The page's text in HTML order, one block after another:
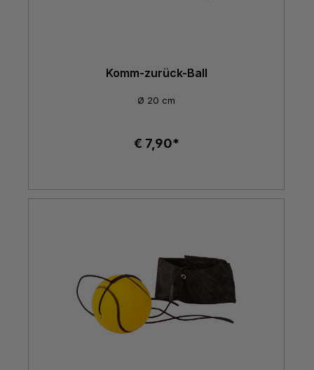
Komm-zurück-Ball
Ø 20 cm
€ 7,90*